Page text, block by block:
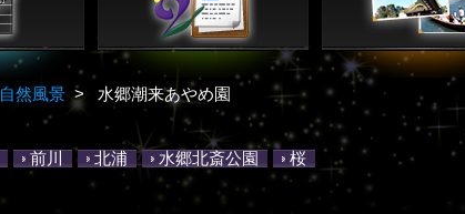
自然風景 > 水郷潮来あやめ園
前川 北浦 水郷北斎公園 桜